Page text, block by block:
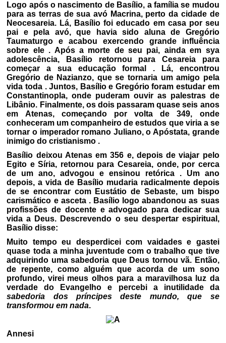
Logo após o nascimento de Basílio, a família se mudou
para as terras de sua avó Macrina, perto da cidade de
Neocesareia. Lá, Basílio foi educado em casa por seu
pai e pela avó, que havia sido aluna de Gregório
Taumaturgo e acabou exercendo grande influência
sobre ele . Após a morte de seu pai, ainda em sya
adolescência, Basílio retornou para Cesareia para
começar a sua educação formal . Lá, encontrou
Gregório de Nazianzo, que se tornaria um amigo pela
vida toda . Juntos, Basílio e Gregório foram estudar em
Constantinopla, onde puderam ouvir as palestras de
Libânio. Finalmente, os dois passaram quase seis anos
em Atenas, começando por volta de 349, onde
conheceram um companheiro de estudos que viria a se
tornar o imperador romano Juliano, o Apóstata, grande
inimigo do cristianismo .
Basílio deixou Atenas em 356 e, depois de viajar pelo
Egito e Síria, retornou para Cesareia, onde, por cerca
de um ano, advogou e ensinou retórica . Um ano
depois, a vida de Basílio mudaria radicalmente depois
de se encontrar com Eustátio de Sebaste, um bispo
carismático e asceta . Basílio logo abandonou as suas
profissões de docente e advogado para dedicar sua
vida a Deus. Descrevendo o seu despertar espiritual,
Basílio disse:
Muito tempo eu desperdicei com vaidades e gastei
quase toda a minha juventude com o trabalho que tive
adquirindo uma sabedoria que Deus tornou vã. Então,
de repente, como alguém que acorda de um sono
profundo, virei meus olhos para a maravilhosa luz da
verdade do Evangelho e percebi a inutilidade da
sabedoria dos príncipes deste mundo, que se
transformou em nada.
Annesi